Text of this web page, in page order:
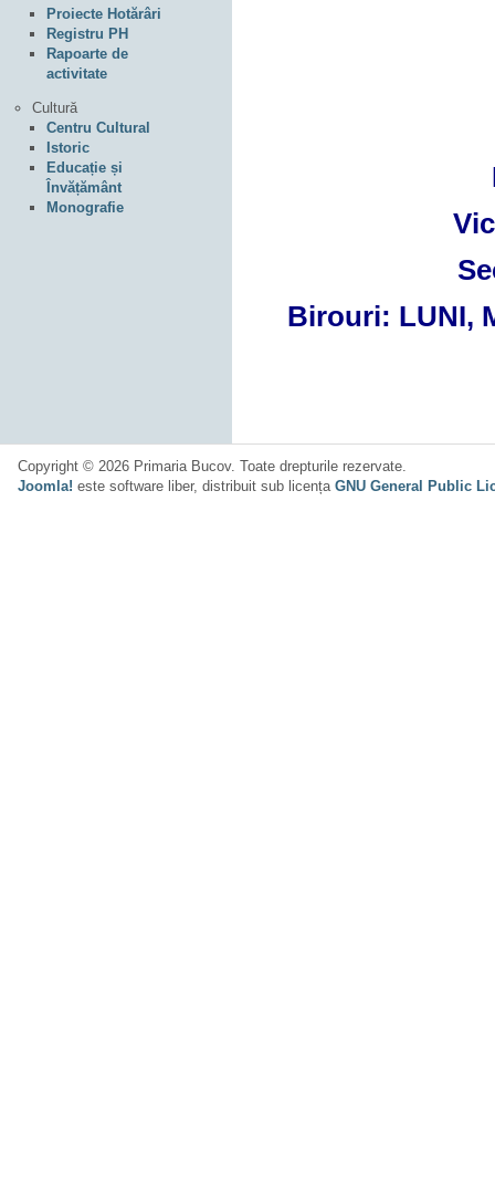
Birouri: LUNI,
Proiecte Hotărâri
Registru PH
Rapoarte de
activitate
Cultură
Centru Cultural
Istoric
Educație și
Învățământ
Monografie
Copyright © 2026 Primaria Bucov. Toate drepturile rezervate.
Joomla! este software liber, distribuit sub licența GNU General Public